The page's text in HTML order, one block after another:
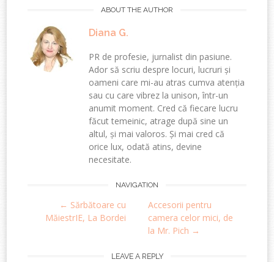
ABOUT THE AUTHOR
Diana G.
PR de profesie, jurnalist din pasiune.
Ador să scriu despre locuri, lucruri și
oameni care mi-au atras cumva atenția
sau cu care vibrez la unison, într-un
anumit moment. Cred că fiecare lucru
făcut temeinic, atrage după sine un
altul, și mai valoros. Și mai cred că
orice lux, odată atins, devine
necesitate.
navigation
NAVIGATION
← Sărbătoare cu
MăiestrIE, La Bordei
Accesorii pentru
camera celor mici, de
la Mr. Pich →
LEAVE A REPLY